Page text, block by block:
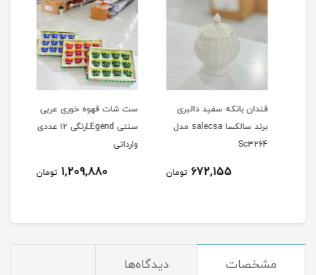
قندان بانکه سفید دالبری
برند سالکسا salecsa مدل
Sc3264
672,155 تومان
ست شات قهوه خوری عربی
سنتی LEgendرنگی ۱۲ عددی
وارداتی
1,209,880 تومان
مشخصات دیدگاه‌ها